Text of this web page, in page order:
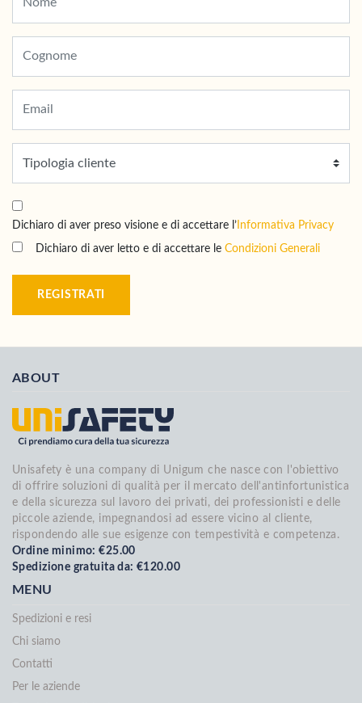
Dichiaro di aver preso visione e di accettare l’ Informativa Privacy
Dichiaro di aver letto e di accettare le Condizioni Generali
REGISTRATI
ABOUT
Unisafety è una company di Unigum che nasce con l'obiettivo
di offrire soluzioni di qualità per il mercato dell'antinfortunistica
e della sicurezza sul lavoro dei privati, dei professionisti e delle
piccole aziende, impegnandosi ad essere vicino al cliente,
rispondendo alle sue esigenze con tempestività e competenza.
Ordine minimo: €25.00
Spedizione gratuita da: €120.00
MENU
Spedizioni e resi
Chi siamo
Contatti
Per le aziende